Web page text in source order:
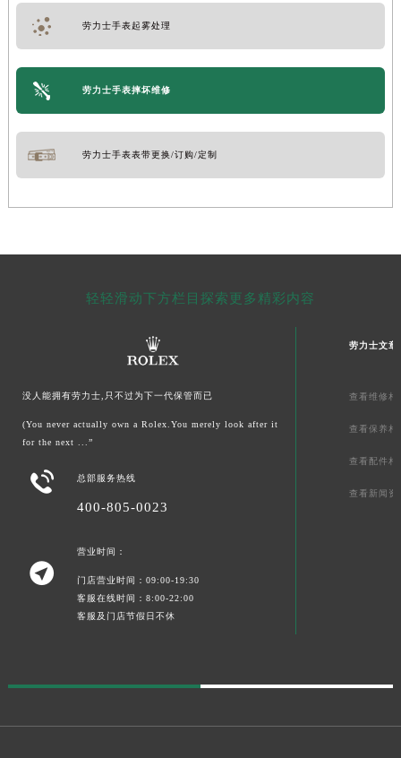
劳力士手表起雾处理
劳力士手表摔坏维修
劳力士手表表带更换/订购/定制
轻轻滑动下方栏目探索更多精彩内容
没人能拥有劳力士,只不过为下一代保管而已
(You never actually own a Rolex.You merely look after it
for the next ...”
 总部服务热线
400-805-0023

营业时间：
门店营业时间：09:00-19:30
客服在线时间：8:00-22:00
客服及门店节假日不休
劳力士文章
查看维修相
查看保养相
查看配件相
查看新闻资